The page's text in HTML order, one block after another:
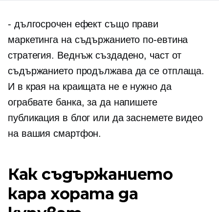
- дългосрочен ефект също прави
маркетинга на съдържанието по-евтина
стратегия. Веднъж създадено, част от
съдържанието продължава да се отплаща.
И в края на краищата не е нужно да
ограбвате банка, за да напишете
публикация в блог или да заснемете видео
на вашия смартфон.
Как съдържанието
кара хората да